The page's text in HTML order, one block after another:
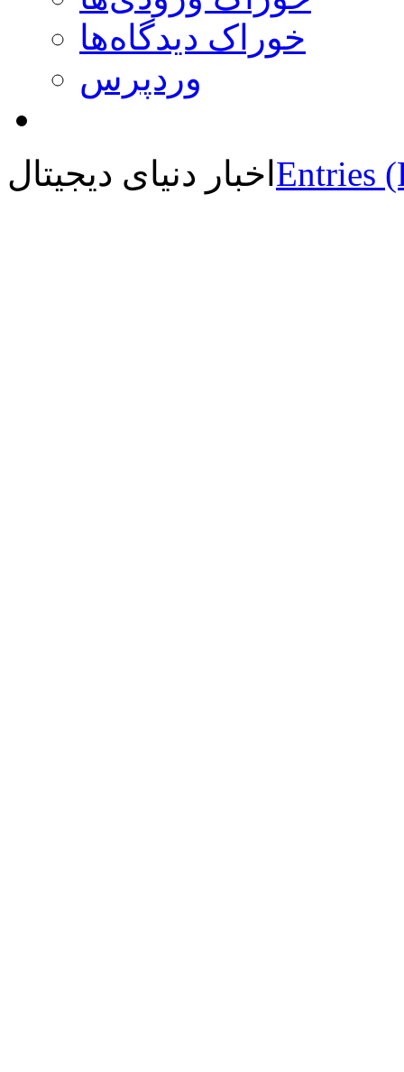
خوراک دیدگاه‌ها
وردپرس
اخبار دنیای دیجیتال Entries